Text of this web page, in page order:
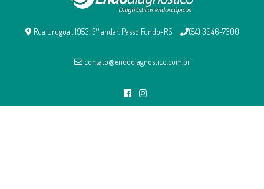
Rua Uruguai, 1953, 3° andar. Passo Fundo-RS (54) 3046-7300
contato@endodiagnostico.com.br